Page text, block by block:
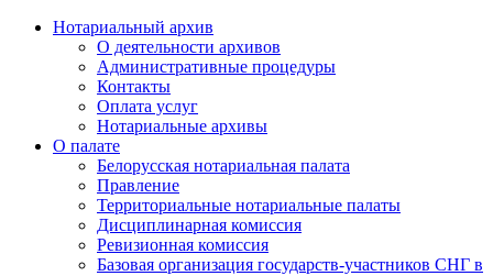
Нотариальный архив
О деятельности архивов
Административные процедуры
Контакты
Оплата услуг
Нотариальные архивы
О палате
Белорусская нотариальная палата
Правление
Территориальные нотариальные палаты
Дисциплинарная комиссия
Ревизионная комиссия
Базовая организация государств-участников СНГ в